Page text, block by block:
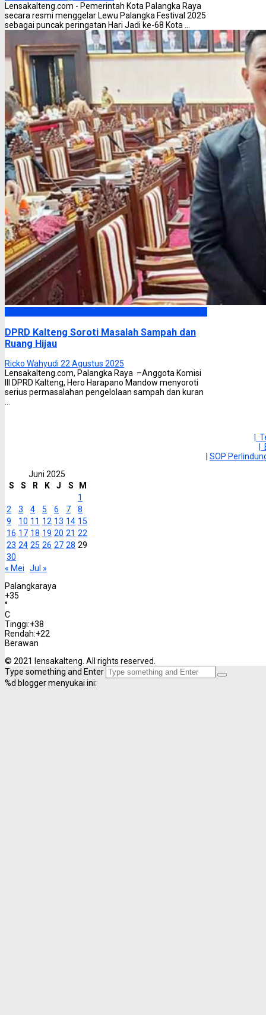
Lensakalteng.com - Pemerintah Kota Palangka Raya
secara resmi menggelar Lewu Palangka Festival 2025
sebagai puncak peringatan Hari Jadi ke-68 Kota ...
DPRD Kalteng Soroti Masalah Sampah dan
Ruang Hijau
Ricko Wahyudi 22 Agustus 2025
Lensakalteng.com, Palangka Raya –Anggota Komisi
III DPRD Kalteng, Hero Harapano Mandow menyoroti
serius permasalahan pengelolaan sampah dan kuran
|
SOP
Juni 2025
S
S R K J S
M
1
2
3 4 5 6 7
8
9
10 11 12 13 14 15
16 17 18 19 20 21 22
23 24 25 26 27 28 29
30
« Mei
Jul »
Palangkaraya
+35
°
C
Tinggi:+38
Rendah:+22
Berawan
© 2021 lensakalteng. All rights reserved.
Type something and Enter
%d blogger menyukai ini: